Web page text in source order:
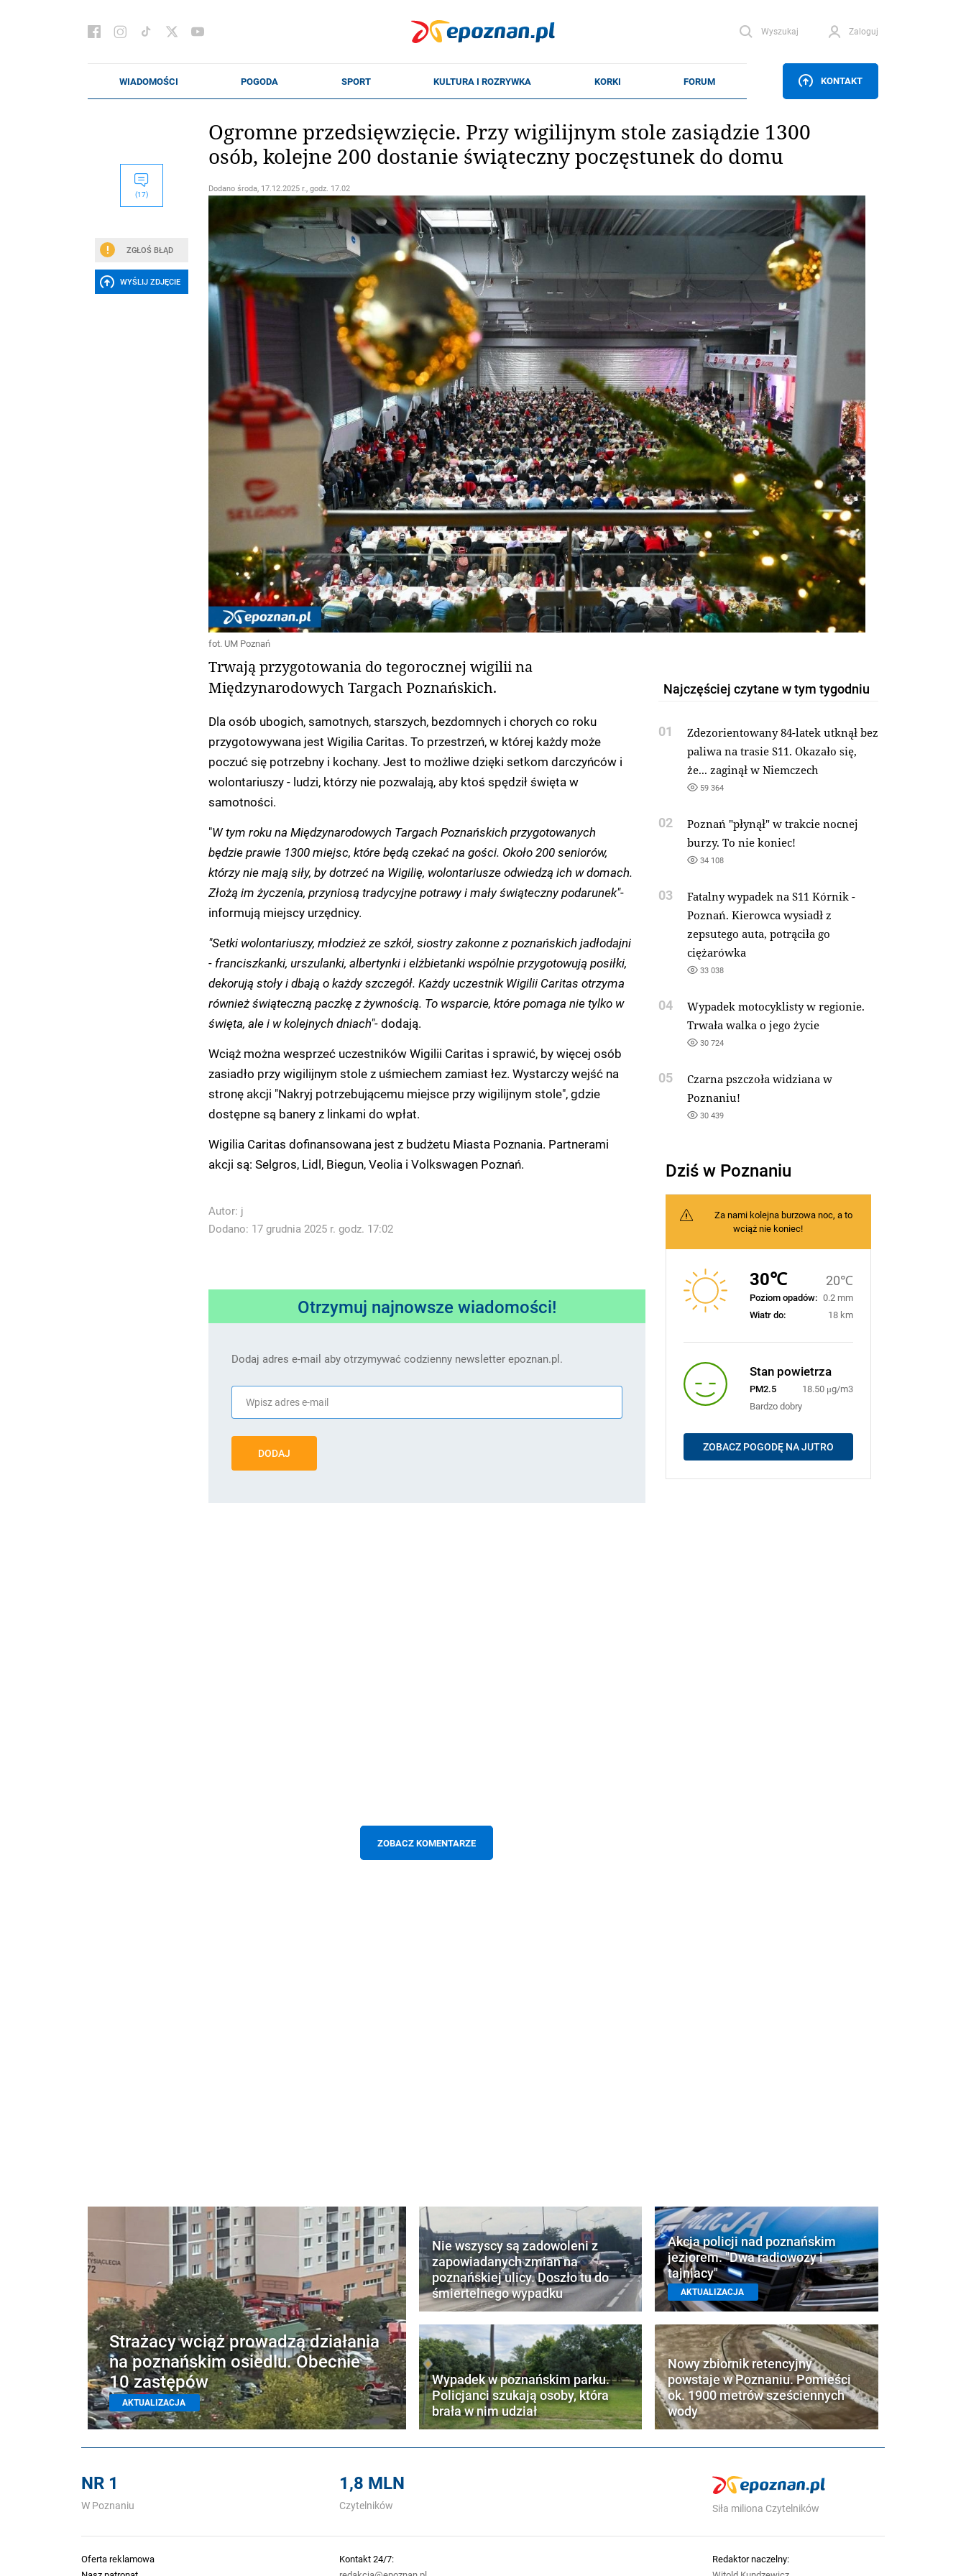
Wyszukaj Zaloguj
KONTAKT
(17)
ZGŁOŚ BŁĄD
WYŚLIJ ZDJĘCIE
Ogromne przedsięwzięcie. Przy wigilijnym stole zasiądzie 1300
osób, kolejne 200 dostanie świąteczny poczęstunek do domu
Dodano środa, 17.12.2025 r., godz. 17.02
fot. UM Poznań
Trwają przygotowania do tegorocznej wigilii na
Międzynarodowych Targach Poznańskich.
Dla osób ubogich, samotnych, starszych, bezdomnych i chorych co roku
przygotowywana jest Wigilia Caritas. To przestrzeń, w której każdy może
poczuć się potrzebny i kochany. Jest to możliwe dzięki setkom darczyńców i
wolontariuszy - ludzi, którzy nie pozwalają, aby ktoś spędził święta w
samotności.
"W tym roku na Międzynarodowych Targach Poznańskich przygotowanych
będzie prawie 1300 miejsc, które będą czekać na gości. Około 200 seniorów,
którzy nie mają siły, by dotrzeć na Wigilię, wolontariusze odwiedzą ich w domach.
Złożą im życzenia, przyniosą tradycyjne potrawy i mały świąteczny podarunek"-
informują miejscy urzędnicy.
"Setki wolontariuszy, młodzież ze szkół, siostry zakonne z poznańskich jadłodajni
- franciszkanki, urszulanki, albertynki i elżbietanki wspólnie przygotowują posiłki,
dekorują stoły i dbają o każdy szczegół. Każdy uczestnik Wigilii Caritas otrzyma
również świąteczną paczkę z żywnością. To wsparcie, które pomaga nie tylko w
święta, ale i w kolejnych dniach"-dodają.
Wciąż można wesprzeć uczestników Wigilii Caritas i sprawić, by więcej osób
zasiadło przy wigilijnym stole z uśmiechem zamiast łez. Wystarczy wejść na
stronę akcji "Nakryj potrzebującemu miejsce przy wigilijnym stole", gdzie
dostępne są banery z linkami do wpłat.
Wigilia Caritas dofinansowana jest z budżetu Miasta Poznania. Partnerami
akcji są: Selgros, Lidl, Biegun, Veolia i Volkswagen Poznań.
Autor: j
Dodano: 17 grudnia 2025 r. godz. 17:02
Otrzymuj najnowsze wiadomości!
Dodaj adres e-mail aby otrzymywać codzienny newsletter epoznan.pl.
DODAJ
ZOBACZ KOMENTARZE
Najczęściej czytane w tym tygodniu
01
Zdezorientowany 84-latek utknął bez
paliwa na trasie S11. Okazało się,
że... zaginął w Niemczech
59 364
02
Poznań "płynął" w trakcie nocnej
burzy. To nie koniec!
34 108
03
Fatalny wypadek na S11 Kórnik -
Poznań. Kierowca wysiadł z
zepsutego auta, potrąciła go
ciężarówka
33 038
04
Wypadek motocyklisty w regionie.
Trwała walka o jego życie
30 724
05
Czarna pszczoła widziana w
Poznaniu!
30 439
Dziś w Poznaniu
Za nami kolejna burzowa noc, a to
wciąż nie koniec!
30℃ 20℃
Poziom opadów: 0.2 mm
Wiatr do:
18 km
Stan powietrza
PM2.5
18.50 μg/m3
Bardzo dobry
ZOBACZ POGODĘ NA JUTRO
Strażacy wciąż prowadzą działania
na poznańskim osiedlu. Obecnie
10 zastępów
AKTUALIZACJA
Nie wszyscy są zadowoleni z
zapowiadanych zmian na
poznańskiej ulicy. Doszło tu do
śmiertelnego wypadku
Wypadek w poznańskim parku.
Policjanci szukają osoby, która
brała w nim udział
Akcja policji nad poznańskim
jeziorem. "Dwa radiowozy i
tajniacy"
AKTUALIZACJA
Nowy zbiornik retencyjny
powstaje w Poznaniu. Pomieści
ok. 1900 metrów sześciennych
wody
NR 1
W Poznaniu
1,8 MLN
Czytelników Siła miliona Czytelników
Oferta reklamowa
Kontakt 24/7:
Redaktor naczelny: